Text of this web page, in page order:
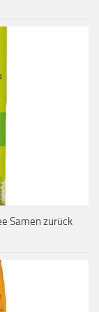
Samen zurück